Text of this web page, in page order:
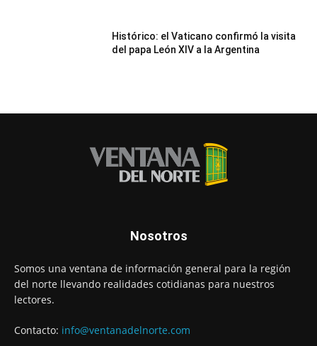
Histórico: el Vaticano confirmó la visita
del papa León XIV a la Argentina
Nosotros
Somos una ventana de información general para la región
del norte llevando realidades cotidianas para nuestros
lectores.
Contacto: info@ventanadelnorte.com